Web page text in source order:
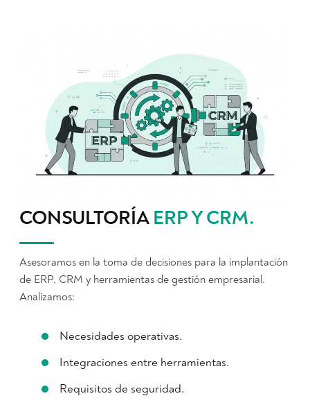
CONSULTORÍA ERP Y CRM.
Asesoramos en la toma de decisiones para la implantación
de ERP, CRM y herramientas de gestión empresarial.
Analizamos:
Necesidades operativas.
Integraciones entre herramientas.
Requisitos de seguridad.